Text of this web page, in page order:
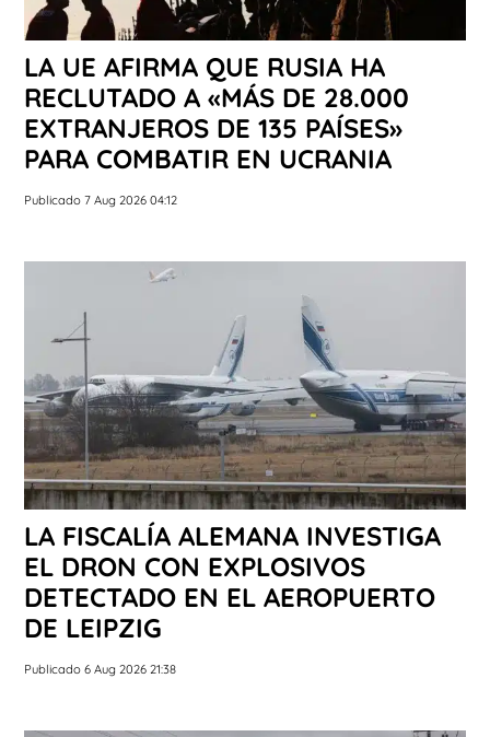
LA UE AFIRMA QUE RUSIA HA
RECLUTADO A «MÁS DE 28.000
EXTRANJEROS DE 135 PAÍSES»
PARA COMBATIR EN UCRANIA
Publicado 7 Aug 2026 04:12
LA FISCALÍA ALEMANA INVESTIGA
EL DRON CON EXPLOSIVOS
DETECTADO EN EL AEROPUERTO
DE LEIPZIG
Publicado 6 Aug 2026 21:38